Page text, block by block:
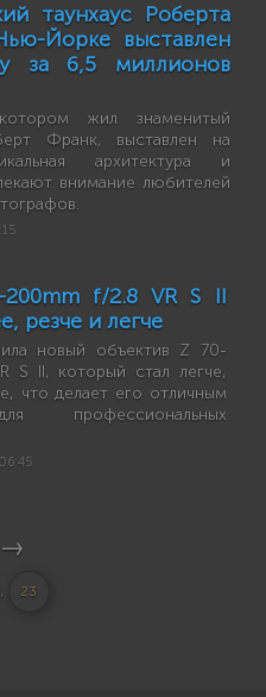
таунхаус Роберта
Йорке выставлен
за 6,5 миллионов
жил знаменитый
Франк, выставлен на
архитектура и
внимание любителей
f/2.8 VR S II
резче и легче
новый объектив Z 70-
S II, который стал легче,
что делает его отличным
профессиональных
→
23